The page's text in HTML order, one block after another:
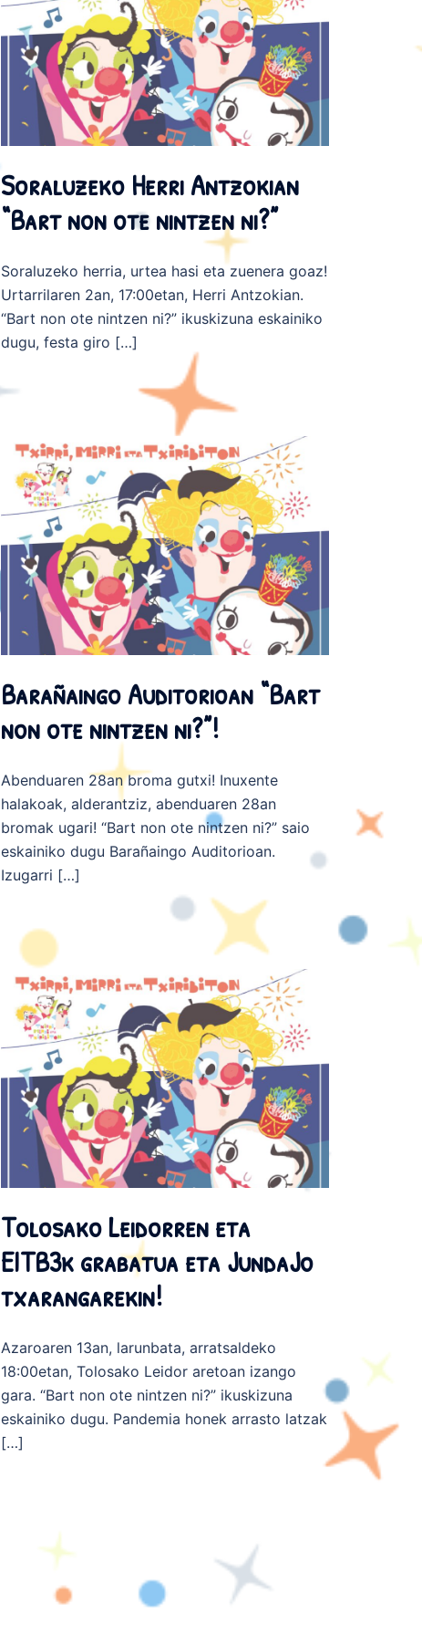
Soraluzeko Herri Antzokian
“Bart non ote nintzen ni?”
Soraluzeko herria, urtea hasi eta zuenera goaz!
Urtarrilaren 2an, 17:00etan, Herri Antzokian.
“Bart non ote nintzen ni?” ikuskizuna eskainiko
dugu, festa giro […]
Barañaingo Auditorioan “Bart
non ote nintzen ni?”!
Abenduaren 28an broma gutxi! Inuxente
halakoak, alderantziz, abenduaren 28an
bromak ugari! “Bart non ote nintzen ni?” saio
eskainiko dugu Barañaingo Auditorioan.
Izugarri […]
Tolosako Leidorren eta
EITB3k grabatua eta JundaJo
txarangarekin!
Azaroaren 13an, larunbata, arratsaldeko
18:00etan, Tolosako Leidor aretoan izango
gara. “Bart non ote nintzen ni?” ikuskizuna
eskainiko dugu. Pandemia honek arrasto latzak
[…]